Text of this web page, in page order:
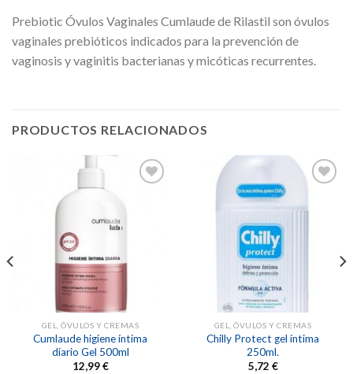
Prebiotic Óvulos Vaginales Cumlaude de Rilastil son óvulos
vaginales prebióticos indicados para la prevención de
vaginosis y vaginitis bacterianas y micóticas recurrentes.
PRODUCTOS RELACIONADOS
GEL, ÓVULOS Y CREMAS
Cumlaude higiene íntima
diario Gel 500ml
12,99€
GEL, ÓVULOS Y CREMAS
Chilly Protect gel íntima
250ml.
5,72 €